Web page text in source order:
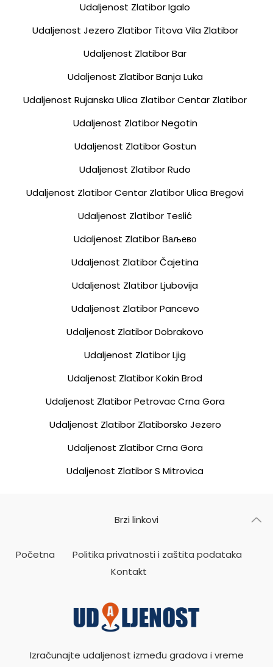
Udaljenost Zlatibor Igalo
Udaljenost Jezero Zlatibor Titova Vila Zlatibor
Udaljenost Zlatibor Bar
Udaljenost Zlatibor Banja Luka
Udaljenost Rujanska Ulica Zlatibor Centar Zlatibor
Udaljenost Zlatibor Negotin
Udaljenost Zlatibor Gostun
Udaljenost Zlatibor Rudo
Udaljenost Zlatibor Centar Zlatibor Ulica Bregovi
Udaljenost Zlatibor Teslić
Udaljenost Zlatibor Ваљево
Udaljenost Zlatibor Čajetina
Udaljenost Zlatibor Ljubovija
Udaljenost Zlatibor Pancevo
Udaljenost Zlatibor Dobrakovo
Udaljenost Zlatibor Ljig
Udaljenost Zlatibor Kokin Brod
Udaljenost Zlatibor Petrovac Crna Gora
Udaljenost Zlatibor Zlatiborsko Jezero
Udaljenost Zlatibor Crna Gora
Udaljenost Zlatibor S Mitrovica
Brzi linkovi
Početna
Politika privatnosti i zaštita podataka
Kontakt
Izračunajte udaljenost između gradova i vreme